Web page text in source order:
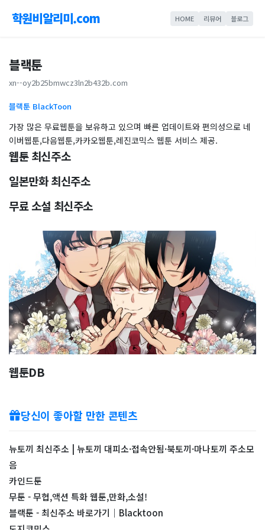
학원비알리미.com HOME 리뷰어 블로그
블랙툰
xn--oy2b25bmwcz3ln2b432b.com
블랙툰 BlackToon
가장 많은 무료웹툰을 보유하고 있으며 빠른 업데이트와 편의성으로 네
이버웹툰,다음웹툰,카카오웹툰,레진코믹스 웹툰 서비스 제공.
웹툰 최신주소
일본만화 최신주소
무료 소설 최신주소
웹툰DB
당신이 좋아할 만한 콘텐츠
뉴토끼 최신주소 | 뉴토끼 대피소·접속안됨·북토끼·마나토끼 주소모
음
카인드툰
무툰 - 무협,액션 특화 웹툰,만화,소설!
블랙툰 - 최신주소 바로가기｜Blacktoon